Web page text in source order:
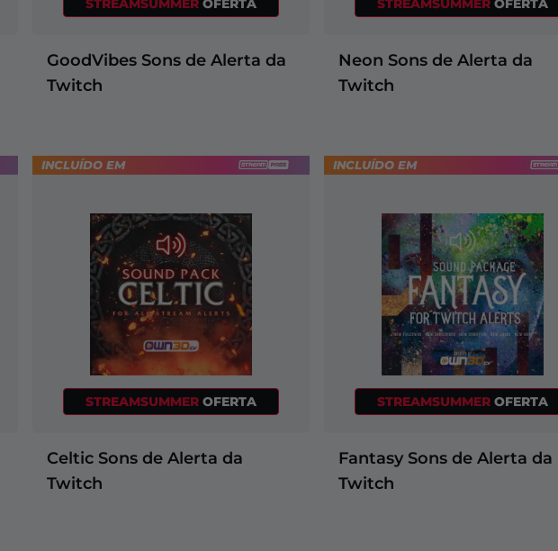
STREAMSUMMER OFERTA
GoodVibes Sons de Alerta da
Twitch
STREAMSUMMER OFERTA
Neon Sons de Alerta da
Twitch
STREAMSUMMER OFERTA
INCLUÍDO EM
Celtic Sons de Alerta da
Twitch
STREAMSUMMER OFERTA
INCLUÍDO EM
Fantasy Sons de Alerta da
Twitch